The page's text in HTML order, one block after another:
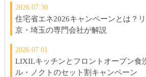
2026.07.30
住宅省エネ2026キャンペーンとは？
京・埼玉の専門会社が解説
2026.07.01
LIXILキッチンとフロントオープン食
ル・ノクトのセット割キャンペーン